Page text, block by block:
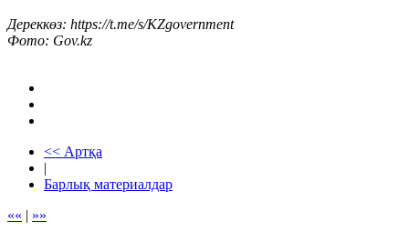
Дереккөз: https://t.me/s/KZgovernment
Фото: Gov.kz
<< Артқа
|
Барлық материалдар
«« | »»